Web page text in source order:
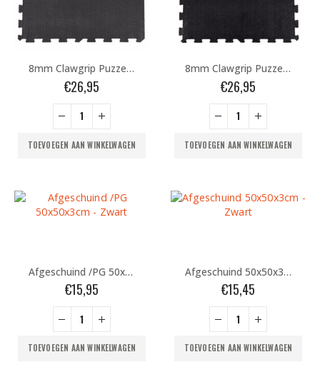
8mm Clawgrip Puzzelmat HOEK
€26,95
TOEVOEGEN AAN WINKELWAGEN
8mm Clawgrip Puzzelmat RAND
€26,95
TOEVOEGEN AAN WINKELWAGEN
Afgeschuind /PG 50x50x3cm – Zwart
€15,95
TOEVOEGEN AAN WINKELWAGEN
Afgeschuind 50x50x3cm – Zwart
€15,45
TOEVOEGEN AAN WINKELWAGEN